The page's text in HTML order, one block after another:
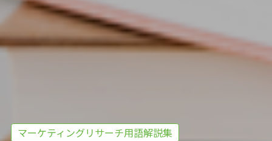
マーケティングリサーチ用語解説集